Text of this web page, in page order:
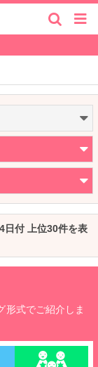
日付 上位30件を表
形式でご紹介しま